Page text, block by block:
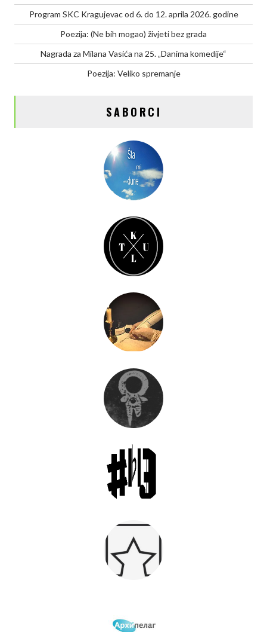
Program SKC Kragujevac od 6. do 12. aprila 2026. godine
Poezija: (Ne bih mogao) živjeti bez grada
Nagrada za Milana Vasića na 25. „Danima komedije“
Poezija: Veliko spremanje
SABORCI